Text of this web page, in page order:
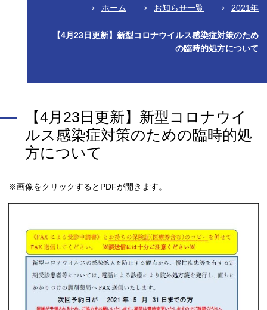
ホーム お知らせ一覧 2021年
【4月23日更新】新型コロナウイルス感染症対策のため
の臨時的処方について
【4月23日更新】新型コロナウイ
ルス感染症対策のための臨時的処
方について
※画像をクリックするとPDFが開きます。